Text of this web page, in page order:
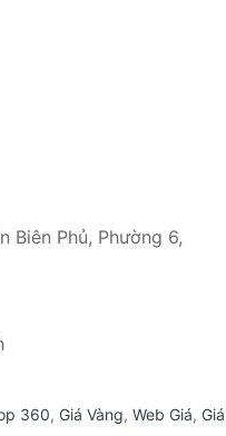
Biên Phủ, Phường 6,
360, Giá Vàng, Web Giá, Giá